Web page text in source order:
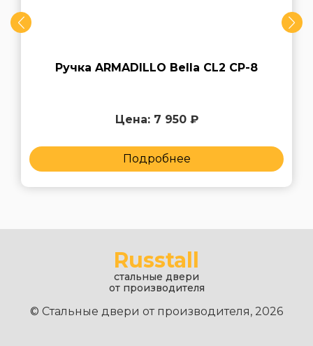
Ручка ARMADILLO Bella CL2 СP-8
Цена: 7 950 ₽
Подробнее
Russtall
стальные двери
от производителя
© Стальные двери от производителя, 2026